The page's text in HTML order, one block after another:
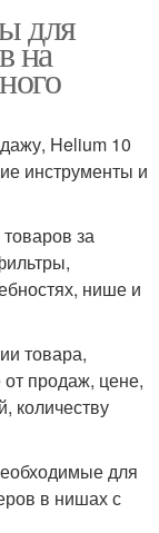
для
на
Helium 10
инструменты и
за
нише и
товара,
продаж, цене,
количеству
для
в нишах с